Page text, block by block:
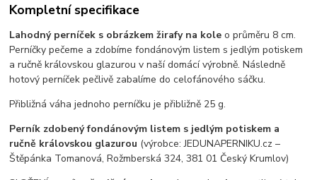
Kompletní specifikace
Lahodný perníček s obrázkem žirafy na kole o průměru 8 cm.
Perníčky pečeme a zdobíme fondánovým listem s jedlým potiskem
a ručně královskou glazurou v naší domácí výrobně. Následně
hotový perníček pečlivě zabalíme do celofánového sáčku.
Přibližná váha jednoho perníčku je přibližně 25 g.
Perník zdobený fondánovým listem s jedlým potiskem a
ručně královskou glazurou (výrobce: JEDUNAPERNIKU.cz –
Štěpánka Tomanová, Rožmberská 324, 381 01 Český Krumlov)